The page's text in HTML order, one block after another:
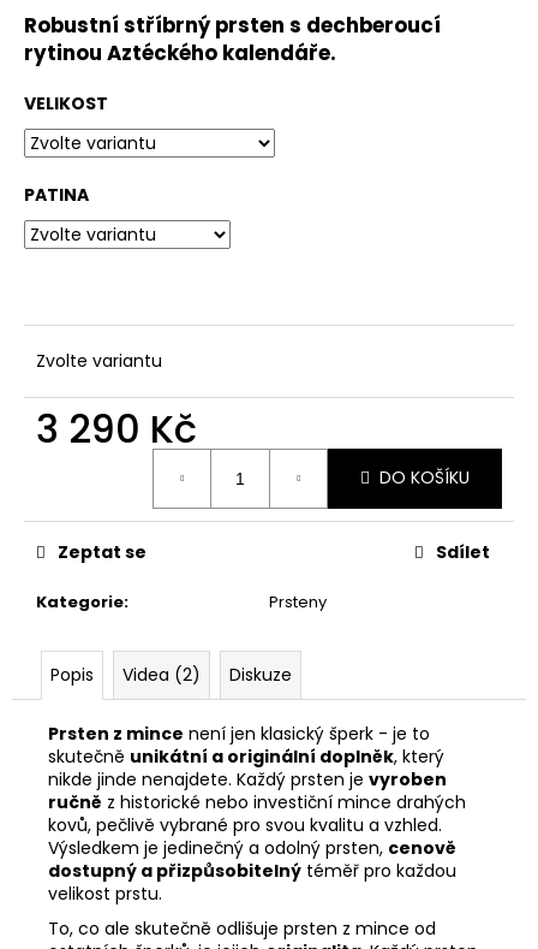
Robustní stříbrný prsten s dechberoucí
rytinou Aztéckého kalendáře.
VELIKOST
PATINA
Zvolte variantu
3 290 Kč
DO KOŠÍKU
Kategorie: Prsteny
Zeptat se Sdílet
Popis Videa (2) Diskuze
Prsten z mince není jen klasický šperk - je to
skutečně unikátní a originální doplněk, který
nikde jinde nenajdete. Každý prsten je vyroben
ručně z historické nebo investiční mince drahých
kovů, pečlivě vybrané pro svou kvalitu a vzhled.
Výsledkem je jedinečný a odolný prsten, cenově
dostupný a přizpůsobitelný téměř pro každou
velikost prstu.
To, co ale skutečně odlišuje prsten z mince od